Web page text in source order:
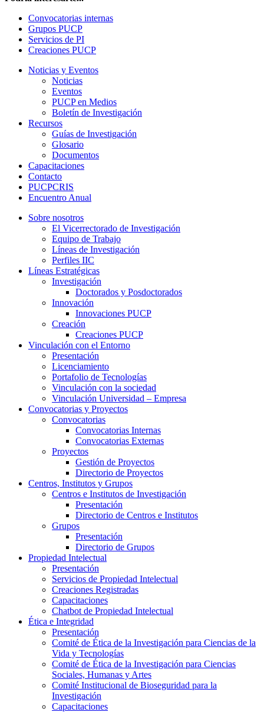
Convocatorias internas
Grupos PUCP
Servicios de PI
Creaciones PUCP
Noticias y Eventos
Noticias
Eventos
PUCP en Medios
Boletín de Investigación
Recursos
Guías de Investigación
Glosario
Documentos
Capacitaciones
Contacto
PUCPCRIS
Encuentro Anual
Sobre nosotros
El Vicerrectorado de Investigación
Equipo de Trabajo
Líneas de Investigación
Perfiles IIC
Líneas Estratégicas
Investigación
Doctorados y Posdoctorados
Innovación
Innovaciones PUCP
Creación
Creaciones PUCP
Vinculación con el Entorno
Presentación
Licenciamiento
Portafolio de Tecnologías
Vinculación con la sociedad
Vinculación Universidad – Empresa
Convocatorias y Proyectos
Convocatorias
Convocatorias Internas
Convocatorias Externas
Proyectos
Gestión de Proyectos
Directorio de Proyectos
Centros, Institutos y Grupos
Centros e Institutos de Investigación
Presentación
Directorio de Centros e Institutos
Grupos
Presentación
Directorio de Grupos
Propiedad Intelectual
Presentación
Servicios de Propiedad Intelectual
Creaciones Registradas
Capacitaciones
Chatbot de Propiedad Intelectual
Ética e Integridad
Presentación
Comité de Ética de la Investigación para Ciencias de la
Vida y Tecnologías
Comité de Ética de la Investigación para Ciencias
Sociales, Humanas y Artes
Comité Institucional de Bioseguridad para la
Investigación
Capacitaciones